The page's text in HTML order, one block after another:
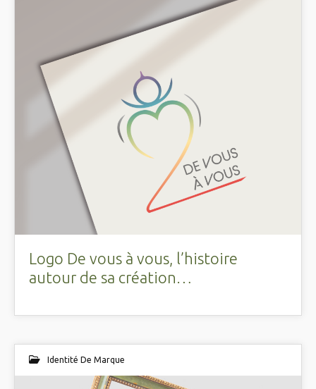
Logo De vous à vous, l’histoire
autour de sa création…
Identité De Marque